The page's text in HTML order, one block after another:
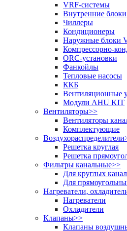
VRF-системы
Внутренние
Чиллеры
Кондиционеры
Наружные блоки
Компрессорно-
ORC-установки
Фанкойлы
Тепловые насосы
ККБ
Вентиляционные
Модули AHU KIT
Вентиляторы>>
Вентиляторы
Комплектующие
Воздухораспределители
Решетка круглая
Решетка
Фильтры канальные>>
Для круглых
Для
Нагреватели,
Нагреватели
Охладители
Клапаны>>
Клапаны